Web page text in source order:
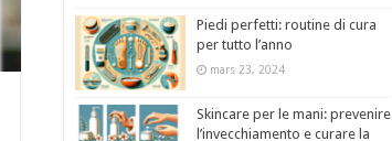
Piedi perfetti: routine di cura
per tutto l’anno
mars 23, 2024
Skincare per le mani: prevenire
l’invecchiamento e curare la